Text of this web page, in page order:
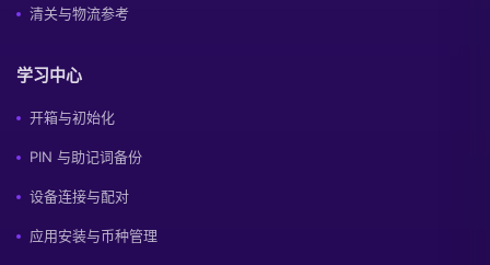
清关与物流参考
学习中心
开箱与初始化
PIN 与助记词备份
设备连接与配对
应用安装与币种管理